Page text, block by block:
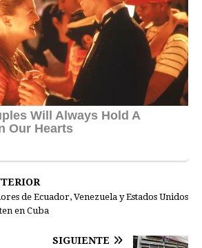
de Ecuador, Venezuela y Estados Unidos
en Cuba
SIGUIENTE